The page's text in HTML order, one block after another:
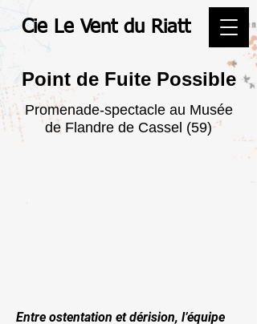
Cie Le Vent du Riatt
Point de Fuite Possible
Promenade-spectacle au Musée
de Flandre de Cassel (59)
Entre ostentation et dérision, l’équipe